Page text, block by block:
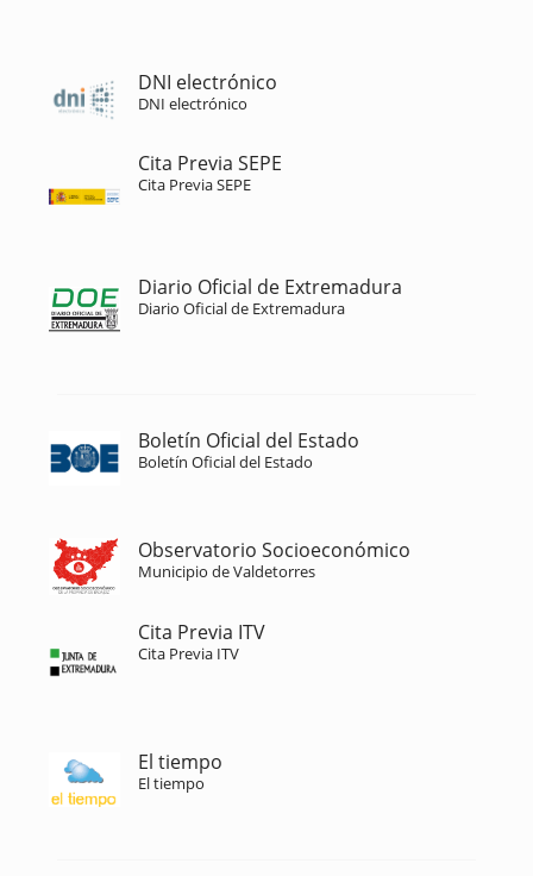
DNI electrónico
DNI electrónico
Cita Previa SEPE
Cita Previa SEPE
Diario Oficial de Extremadura
Diario Oficial de Extremadura
Boletín Oficial del Estado
Boletín Oficial del Estado
Observatorio Socioeconómico
Municipio de Valdetorres
Cita Previa ITV
Cita Previa ITV
El tiempo
El tiempo